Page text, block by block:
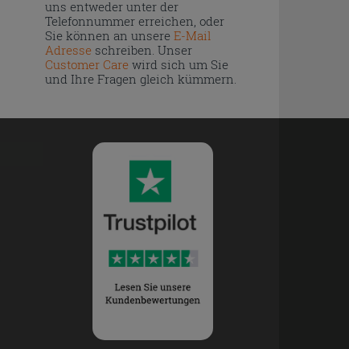
uns entweder unter der
Telefonnummer erreichen, oder
Sie können an unsere E-Mail
Adresseschreiben. Unser
Customer Carewird sich um Sie
und Ihre Fragen gleich kümmern.